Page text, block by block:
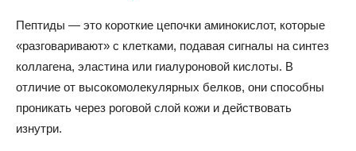
Пептиды — это короткие цепочки аминокислот, которые
«разговаривают» с клетками, подавая сигналы на синтез
коллагена, эластина или гиалуроновой кислоты. В
отличие от высокомолекулярных белков, они способны
проникать через роговой слой кожи и действовать
изнутри.